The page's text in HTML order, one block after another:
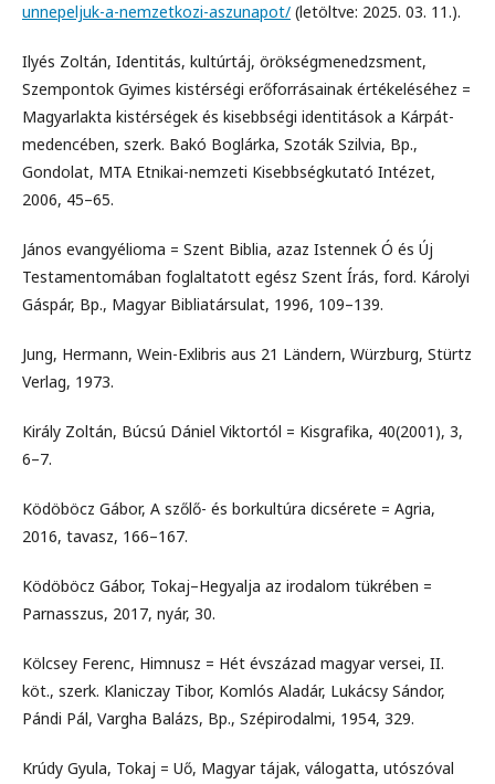
unnepeljuk-a-nemzetkozi-aszunapot/ (letöltve: 2025. 03. 11.).
Ilyés Zoltán, Identitás, kultúrtáj, örökségmenedzsment,
Szempontok Gyimes kistérségi erőforrásainak értékeléséhez =
Magyarlakta kistérségek és kisebbségi identitások a Kárpát-
medencében, szerk. Bakó Boglárka, Szoták Szilvia, Bp.,
Gondolat, MTA Etnikai-nemzeti Kisebbségkutató Intézet,
2006, 45–65.
János evangyélioma = Szent Biblia, azaz Istennek Ó és Új
Testamentomában foglaltatott egész Szent Írás, ford. Károlyi
Gáspár, Bp., Magyar Bibliatársulat, 1996, 109–139.
Jung, Hermann, Wein-Exlibris aus 21 Ländern, Würzburg, Stürtz
Verlag, 1973.
Király Zoltán, Búcsú Dániel Viktortól = Kisgrafika, 40(2001), 3,
6–7.
Ködöböcz Gábor, A szőlő- és borkultúra dicsérete = Agria,
2016, tavasz, 166–167.
Ködöböcz Gábor, Tokaj–Hegyalja az irodalom tükrében =
Parnasszus, 2017, nyár, 30.
Kölcsey Ferenc, Himnusz = Hét évszázad magyar versei, II.
köt., szerk. Klaniczay Tibor, Komlós Aladár, Lukácsy Sándor,
Pándi Pál, Vargha Balázs, Bp., Szépirodalmi, 1954, 329.
Krúdy Gyula, Tokaj = Uő, Magyar tájak, válogatta, utószóval